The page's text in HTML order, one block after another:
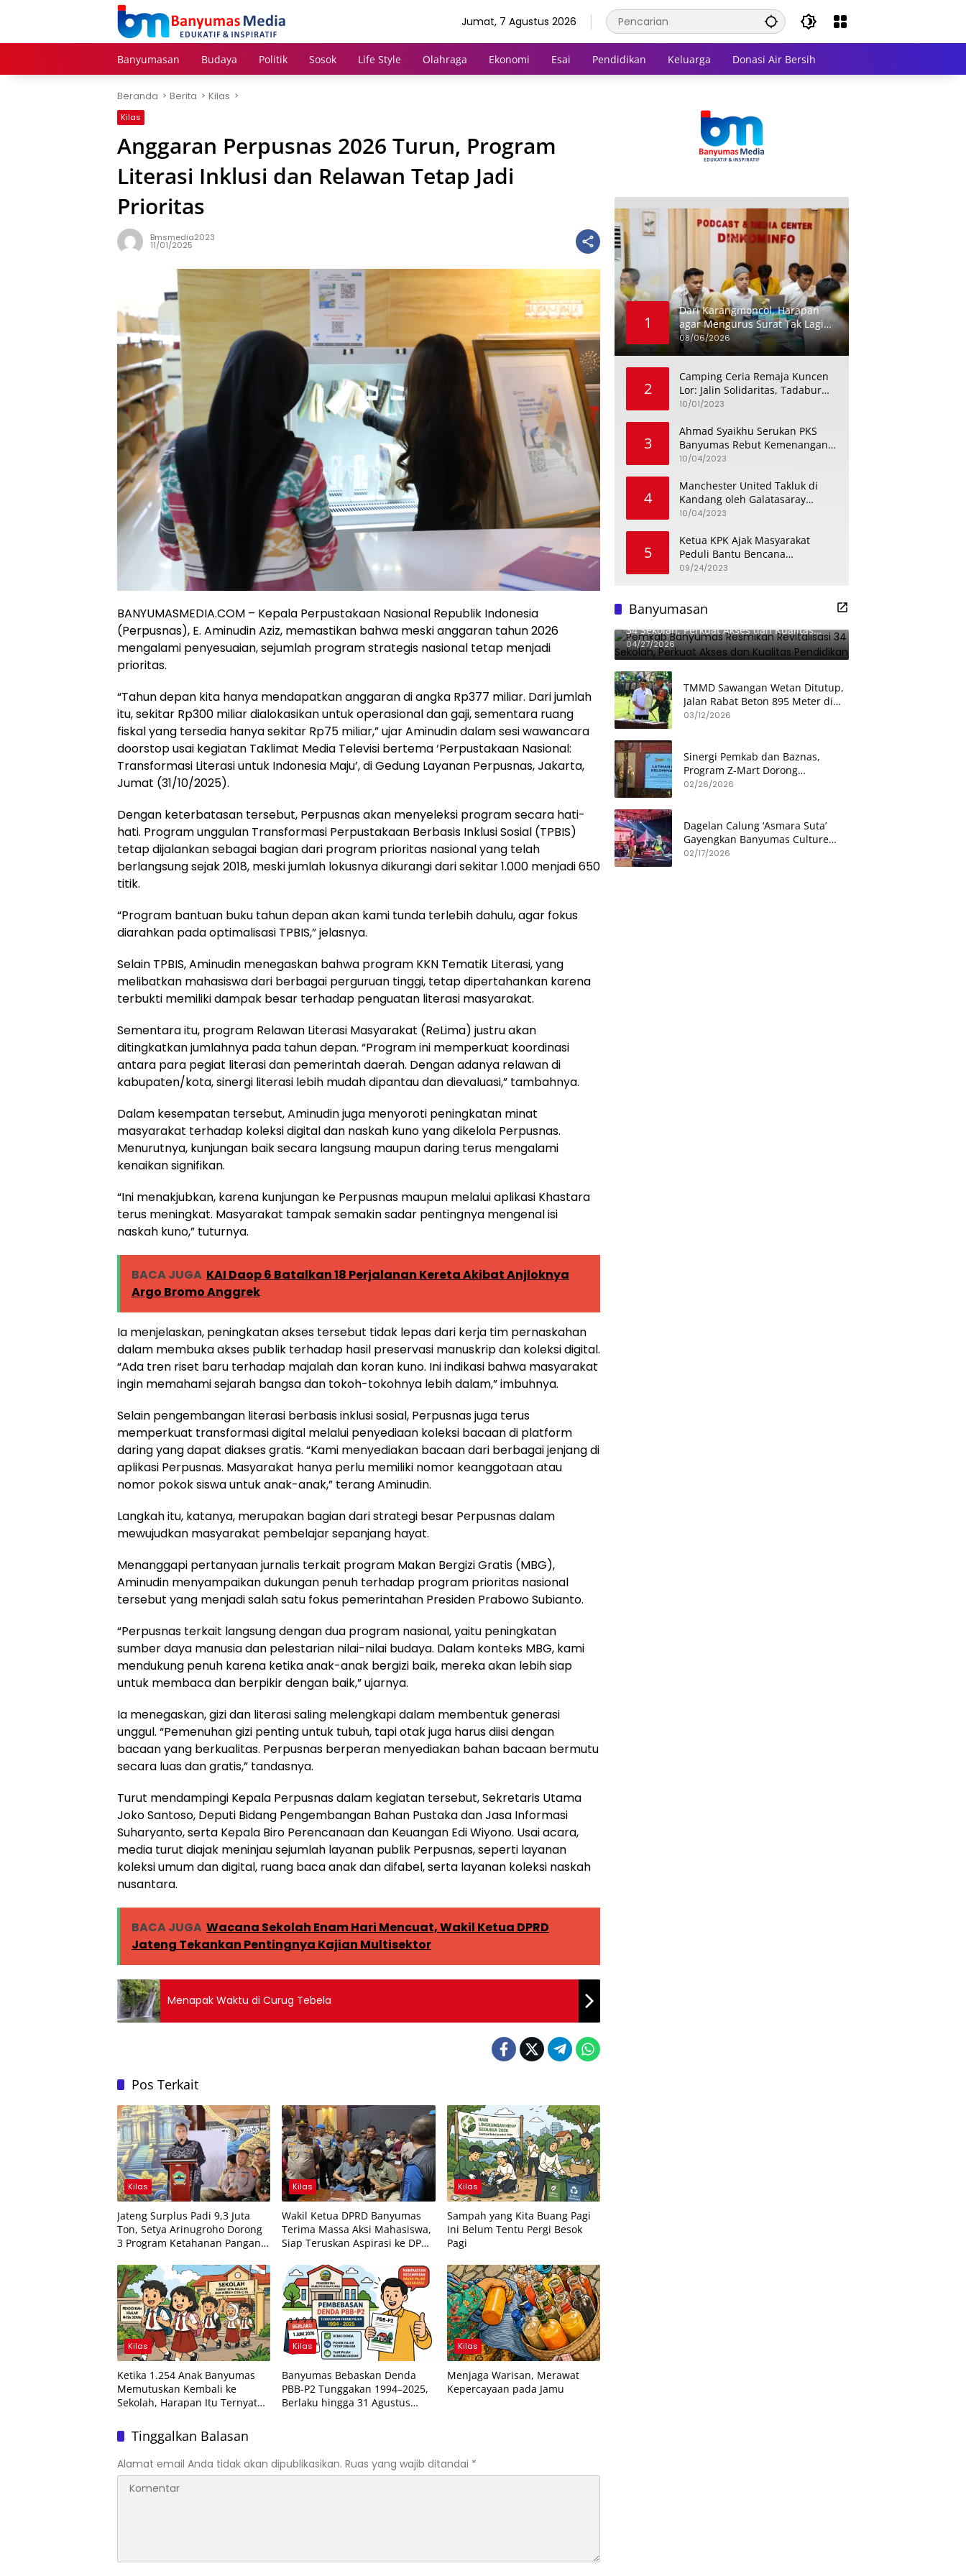
Jumat, 7 Agustus 2026
Banyumasan Budaya Politik Sosok Life Style Olahraga Ekonomi Esai Pendidikan Keluarga Donasi Air Bersih
Beranda Berita Kilas
Kilas
Anggaran Perpusnas 2026 Turun, Program
Literasi Inklusi dan Relawan Tetap Jadi
Prioritas
Bmsmedia2023
11/01/2025
BANYUMASMEDIA.COM – Kepala Perpustakaan Nasional Republik Indonesia
(Perpusnas), E. Aminudin Aziz, memastikan bahwa meski anggaran tahun 2026
mengalami penyesuaian, sejumlah program strategis nasional tetap menjadi
prioritas.
“Tahun depan kita hanya mendapatkan anggaran di angka Rp377 miliar. Dari jumlah
itu, sekitar Rp300 miliar dialokasikan untuk operasional dan gaji, sementara ruang
fiskal yang tersedia hanya sekitar Rp75 miliar,” ujar Aminudin dalam sesi wawancara
doorstop usai kegiatan Taklimat Media Televisi bertema ‘Perpustakaan Nasional:
Transformasi Literasi untuk Indonesia Maju’, di Gedung Layanan Perpusnas, Jakarta,
Jumat (31/10/2025).
Dengan keterbatasan tersebut, Perpusnas akan menyeleksi program secara hati-
hati. Program unggulan Transformasi Perpustakaan Berbasis Inklusi Sosial (TPBIS)
tetap dijalankan sebagai bagian dari program prioritas nasional yang telah
berlangsung sejak 2018, meski jumlah lokusnya dikurangi dari sekitar 1.000 menjadi 650
titik.
“Program bantuan buku tahun depan akan kami tunda terlebih dahulu, agar fokus
diarahkan pada optimalisasi TPBIS,” jelasnya.
Selain TPBIS, Aminudin menegaskan bahwa program KKN Tematik Literasi, yang
melibatkan mahasiswa dari berbagai perguruan tinggi, tetap dipertahankan karena
terbukti memiliki dampak besar terhadap penguatan literasi masyarakat.
Sementara itu, program Relawan Literasi Masyarakat (ReLima) justru akan
ditingkatkan jumlahnya pada tahun depan. “Program ini memperkuat koordinasi
antara para pegiat literasi dan pemerintah daerah. Dengan adanya relawan di
kabupaten/kota, sinergi literasi lebih mudah dipantau dan dievaluasi,” tambahnya.
Dalam kesempatan tersebut, Aminudin juga menyoroti peningkatan minat
masyarakat terhadap koleksi digital dan naskah kuno yang dikelola Perpusnas.
Menurutnya, kunjungan baik secara langsung maupun daring terus mengalami
kenaikan signifikan.
“Ini menakjubkan, karena kunjungan ke Perpusnas maupun melalui aplikasi Khastara
terus meningkat. Masyarakat tampak semakin sadar pentingnya mengenal isi
naskah kuno,” tuturnya.
BACA JUGA KAI Daop 6 Batalkan 18 Perjalanan Kereta Akibat Anjloknya
Argo Bromo Anggrek
Ia menjelaskan, peningkatan akses tersebut tidak lepas dari kerja tim pernaskahan
dalam membuka akses publik terhadap hasil preservasi manuskrip dan koleksi digital.
“Ada tren riset baru terhadap majalah dan koran kuno. Ini indikasi bahwa masyarakat
ingin memahami sejarah bangsa dan tokoh-tokohnya lebih dalam,” imbuhnya.
Selain pengembangan literasi berbasis inklusi sosial, Perpusnas juga terus
memperkuat transformasi digital melalui penyediaan koleksi bacaan di platform
daring yang dapat diakses gratis. “Kami menyediakan bacaan dari berbagai jenjang di
aplikasi Perpusnas. Masyarakat hanya perlu memiliki nomor keanggotaan atau
nomor pokok siswa untuk anak-anak,” terang Aminudin.
Langkah itu, katanya, merupakan bagian dari strategi besar Perpusnas dalam
mewujudkan masyarakat pembelajar sepanjang hayat.
Menanggapi pertanyaan jurnalis terkait program Makan Bergizi Gratis (MBG),
Aminudin menyampaikan dukungan penuh terhadap program prioritas nasional
tersebut yang menjadi salah satu fokus pemerintahan Presiden Prabowo Subianto.
“Perpusnas terkait langsung dengan dua program nasional, yaitu peningkatan
sumber daya manusia dan pelestarian nilai-nilai budaya. Dalam konteks MBG, kami
mendukung penuh karena ketika anak-anak bergizi baik, mereka akan lebih siap
untuk membaca dan berpikir dengan baik,” ujarnya.
Ia menegaskan, gizi dan literasi saling melengkapi dalam membentuk generasi
unggul. “Pemenuhan gizi penting untuk tubuh, tapi otak juga harus diisi dengan
bacaan yang berkualitas. Perpusnas berperan menyediakan bahan bacaan bermutu
secara luas dan gratis,” tandasnya.
Turut mendampingi Kepala Perpusnas dalam kegiatan tersebut, Sekretaris Utama
Joko Santoso, Deputi Bidang Pengembangan Bahan Pustaka dan Jasa Informasi
Suharyanto, serta Kepala Biro Perencanaan dan Keuangan Edi Wiyono. Usai acara,
media turut diajak meninjau sejumlah layanan publik Perpusnas, seperti layanan
koleksi umum dan digital, ruang baca anak dan difabel, serta layanan koleksi naskah
nusantara.
BACA JUGA Wacana Sekolah Enam Hari Mencuat, Wakil Ketua DPRD
Jateng Tekankan Pentingnya Kajian Multisektor
Menapak Waktu di Curug Tebela
Pos Terkait
Kilas
Jateng Surplus Padi 9,3 Juta
Ton, Setya Arinugroho Dorong
3 Program Ketahanan Pangan
Cilacap
Kilas
Wakil Ketua DPRD Banyumas
Terima Massa Aksi Mahasiswa,
Siap Teruskan Aspirasi ke DPR
Kilas
Sampah yang Kita Buang Pagi
Ini Belum Tentu Pergi Besok
Pagi
Kilas
Ketika 1.254 Anak Banyumas
Memutuskan Kembali ke
Sekolah, Harapan Itu Ternyata
Kilas
Banyumas Bebaskan Denda
PBB-P2 Tunggakan 1994–2025,
Berlaku hingga 31 Agustus
Kilas
Menjaga Warisan, Merawat
Kepercayaan pada Jamu
Tinggalkan Balasan
Alamat email Anda tidak akan dipublikasikan. Ruas yang wajib ditandai *
1
Dari Karangmoncol, Harapan
agar Mengurus Surat Tak Lagi
Menghabiskan Sehari Penuh
08/06/2026
2
Camping Ceria Remaja Kuncen
Lor: Jalin Solidaritas, Tadabur
Alam, dan Bahas Isu
10/01/2023
3
Ahmad Syaikhu Serukan PKS
Banyumas Rebut Kemenangan
dengan Meneladani Perjuangan
10/04/2023
4
Manchester United Takluk di
Kandang oleh Galatasaray
dalam Aksi Liga Champions
10/04/2023
5
Ketua KPK Ajak Masyarakat
Peduli Bantu Bencana
Kekeringan di Banyumas
09/24/2023
Banyumasan
Pemkab Banyumas Resmikan Revitalisasi
34 Sekolah, Perkuat Akses dan Kualitas
Pendidikan
04/27/2026
TMMD Sawangan Wetan Ditutup,
Jalan Rabat Beton 895 Meter di
Patikraja Banyumas Rampung
03/12/2026
Sinergi Pemkab dan Baznas,
Program Z-Mart Dorong
Kemandirian Usaha Mikro
02/26/2026
Dagelan Calung ‘Asmara Suta’
Gayengkan Banyumas Culture
Festival di Hetero Space
02/17/2026